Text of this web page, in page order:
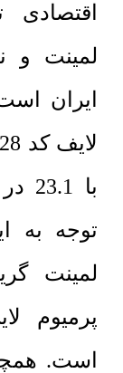
اقتصادی
لمینت و
ایران
توجه به
پرمیوم
است.